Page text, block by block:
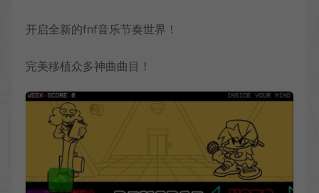
开启全新的fnf音乐节奏世界！
完美移植众多神曲曲目！